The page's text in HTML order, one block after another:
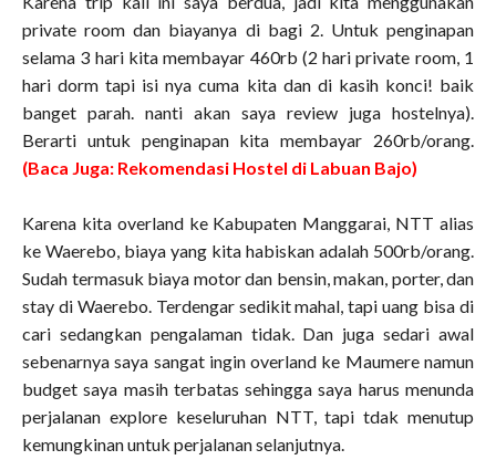
private room dan biayanya di bagi 2. Untuk penginapan
selama 3 hari kita membayar 460rb (2 hari private room, 1
hari dorm tapi isi nya cuma kita dan di kasih konci! baik
banget parah. nanti akan saya review juga hostelnya).
Berarti untuk penginapan kita membayar 260rb/orang.
(Baca Juga: Rekomendasi Hostel di Labuan Bajo)
Karena kita overland ke Kabupaten Manggarai, NTT alias
ke Waerebo, biaya yang kita habiskan adalah 500rb/orang.
Sudah termasuk biaya motor dan bensin, makan, porter, dan
stay di Waerebo. Terdengar sedikit mahal, tapi uang bisa di
cari sedangkan pengalaman tidak. Dan juga sedari awal
sebenarnya saya sangat ingin overland ke Maumere namun
budget saya masih terbatas sehingga saya harus menunda
perjalanan explore keseluruhan NTT, tapi tdak menutup
kemungkinan untuk perjalanan selanjutnya.